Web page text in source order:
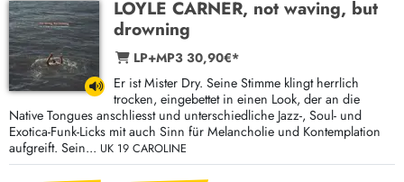
LOYLE CARNER, not waving, but
drowning
LP+MP3 30,90€*
Er ist Mister Dry. Seine Stimme klingt herrlich
trocken, eingebettet in einen Look, der an die
Native Tongues anschliesst und unterschiedliche Jazz-, Soul- und
Exotica-Funk-Licks mit auch Sinn für Melancholie und Kontemplation
aufgreift. Sein... UK 19 CAROLINE